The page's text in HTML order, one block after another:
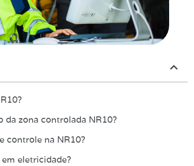
zona controlada NR10?
controle na NR10?
eletricidade?